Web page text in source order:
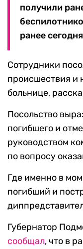
получили
ранее
Сотрудники
происшествия и
больнице,
Посольство
погибшего и
руководством
по вопросу
Где именно в
погибший и
Губернатор
сообщал, что в